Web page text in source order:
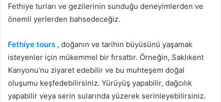
Fethiye turları ve gezilerinin sunduğu deneyimlerden ve
önemli yerlerden bahsedeceğiz.
Fethiye tours , doğanın ve tarihin büyüsünü yaşamak
isteyenler için mükemmel bir fırsattır. Örneğin, Saklıkent
Kanyonu’nu ziyaret edebilir ve bu muhteşem doğal
oluşumu keşfedebilirsiniz. Yürüyüş yapabilir, dağcılık
yapabilir veya serin sularında yüzerek serinleyebilirsiniz.